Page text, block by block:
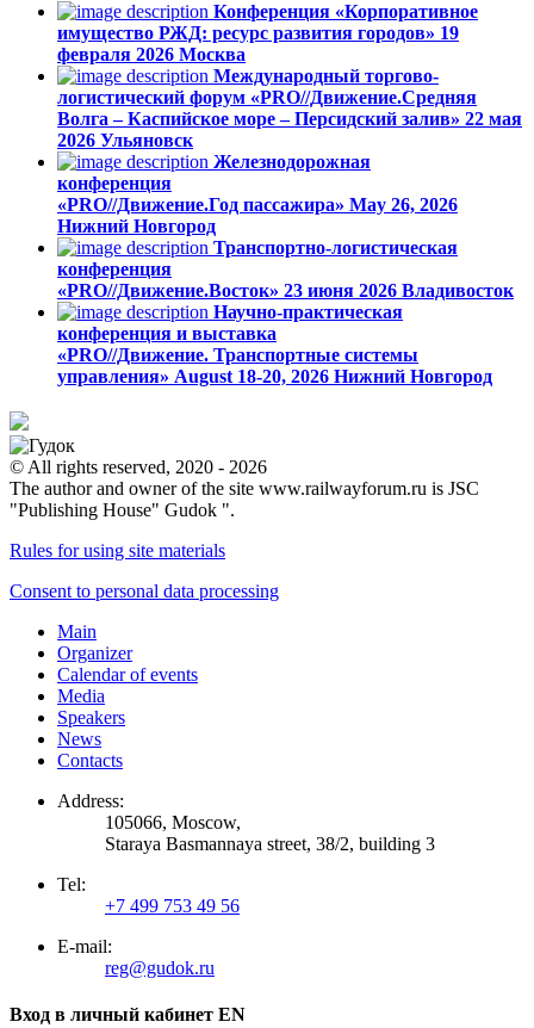
Конференция «Корпоративное
имущество РЖД: ресурс развития городов» 19
февраля 2026 Москва
Международный торгово-
логистический форум «PRO//Движение.Средняя
Волга – Каспийское море – Персидский залив» 22 мая
2026 Ульяновск
Железнодорожная
конференция
«PRO//Движение.Год пассажира» May 26, 2026
Нижний Новгород
Транспортно-логистическая
конференция
«PRO//Движение.Восток» 23 июня 2026 Владивосток
Научно-практическая
конференция и выставка
«PRO//Движение. Транспортные системы
управления» August 18-20, 2026 Нижний Новгород
© All rights reserved, 2020 - 2026
The author and owner of the site www.railwayforum.ru is JSC
"Publishing House" Gudok ".
Rules for using site materials
Consent to personal data processing
Main
Organizer
Calendar of events
Media
Speakers
News
Contacts
Address:
105066, Moscow,
Staraya Basmannaya street, 38/2, building 3
Tel:
+7 499 753 49 56
E-mail:
reg@gudok.ru
Вход в личный кабинет EN